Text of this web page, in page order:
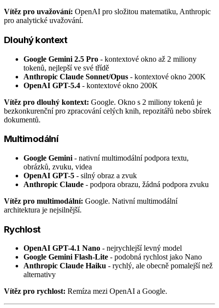
Vítěz pro uvažování: OpenAI pro složitou matematiku, Anthropic
pro analytické uvažování.
Dlouhý kontext
Google Gemini 2.5 Pro - kontextové okno až 2 miliony
tokenů, nejlepší ve své třídě
Anthropic Claude Sonnet/Opus - kontextové okno 200K
OpenAI GPT-5.4 - kontextové okno 200K
Vítěz pro dlouhý kontext: Google. Okno s 2 miliony tokenů je
bezkonkurenční pro zpracování celých knih, repozitářů nebo sbírek
dokumentů.
Multimodální
Google Gemini - nativní multimodální podpora textu,
obrázků, zvuku, videa
OpenAI GPT-5 - silný obraz a zvuk
Anthropic Claude - podpora obrazu, žádná podpora zvuku
Vítěz pro multimodální: Google. Nativní multimodální
architektura je nejsilnější.
Rychlost
OpenAI GPT-4.1 Nano - nejrychlejší levný model
Google Gemini Flash-Lite - podobná rychlost jako Nano
Anthropic Claude Haiku - rychlý, ale obecně pomalejší než
alternativy
Vítěz pro rychlost: Remíza mezi OpenAI a Google.